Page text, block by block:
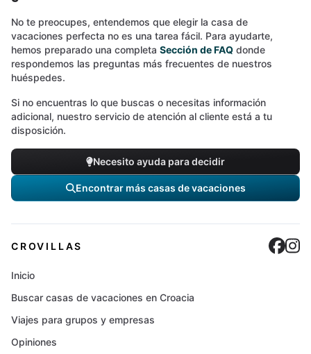
No te preocupes, entendemos que elegir la casa de
vacaciones perfecta no es una tarea fácil. Para ayudarte,
hemos preparado una completa Sección de FAQ donde
respondemos las preguntas más frecuentes de nuestros
huéspedes.
Si no encuentras lo que buscas o necesitas información
adicional, nuestro servicio de atención al cliente está a tu
disposición.
Necesito ayuda para decidir
Encontrar más casas de vacaciones
CROVILLAS
Inicio
Buscar casas de vacaciones en Croacia
Viajes para grupos y empresas
Opiniones